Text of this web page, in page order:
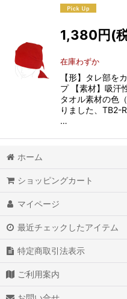
1,380円(
在庫わずか
【形】タレ部を
プ 【素材】吸汗
タオル素材の色
りました、TB2-
…
ホーム
ショッピングカート
マイページ
最近チェックしたアイテム
特定商取引法表示
ご利用案内